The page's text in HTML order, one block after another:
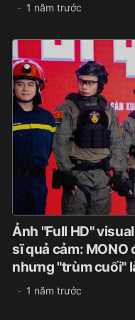
1 năm trước
Ảnh "Full HD"
sĩ quả cảm:
nhưng "trùm cuối"
1 năm trước